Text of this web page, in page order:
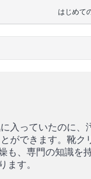
はじめて
入っていたのに
ができます。靴
、専門の知識を
ます。